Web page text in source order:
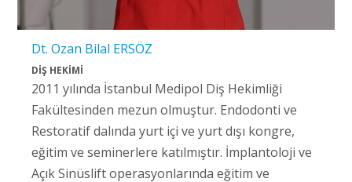
Dt. Ozan Bilal ERSÖZ
DİŞ HEKİMİ
2011 yılında İstanbul Medipol Diş Hekimliği
Fakültesinden mezun olmuştur. Endodonti ve
Restoratif dalında yurt içi ve yurt dışı kongre,
eğitim ve seminerlere katılmıştır. İmplantoloji ve
Açık Sinüslift operasyonlarında eğitim ve